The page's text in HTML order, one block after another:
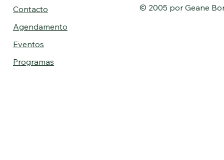
Contacto
Agendamento
Eventos
Programas
© 2005 por Geane